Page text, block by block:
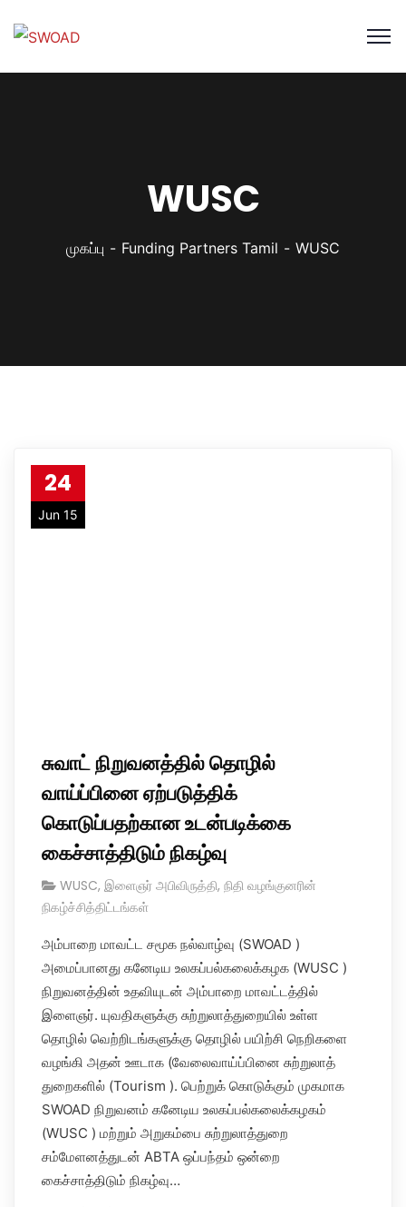
WUSC
முகப்பு Funding Partners Tamil WUSC
24
Jun 15
சுவாட்‌ நிறுவனத்தில்‌ தொழில்‌
வாய்ப்பினை ஏற்படுத்திக்‌
கொடுப்பதற்கான உடன்படிக்கை
கைச்சாத்திடும்‌ நிகழ்வு
WUSC, இளைஞர் அபிவிருத்தி, நிதி வழங்குனரின்
நிகழ்ச்சித்திட்டங்கள்
அம்பாறை மாவட்ட சமூக நல்வாழ்வு (SWOAD )
அமைப்பானது கனேடிய உலகப்பல்கலைக்கழக (WUSC )
நிறுவனத்தின்‌ உதவியுடன்‌ அம்பாறை மாவட்டத்தில்‌
இளைஞர்‌. யுவதிகளுக்கு சுற்றுலாத்‌துறையில்‌ உள்ள
தொழில்‌ வெற்றிடங்களுக்கு தொழில்‌ பயிற்சி நெறிகளை
வழங்கி அதன்‌ ஊடாக (வேலைவாய்ப்பினை சுற்றுலாத்‌
துறைகளில்‌ (Tourism ). பெற்றுக்‌ கொடுக்கும்‌ முகமாக
SWOAD நிறுவனம்‌ கனேடிய உலகப்பல்கலைக்கழகம்‌
(WUSC ) மற்றும்‌ அறுகம்பை சுற்றுலாத்துறை
சம்மேளனத்துடன்‌ ABTA ஒப்பந்தம்‌ ஒன்றை
கைச்சாத்திடும்‌ நிகழ்வு…